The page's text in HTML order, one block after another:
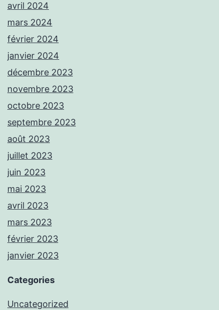
avril 2024
mars 2024
février 2024
janvier 2024
décembre 2023
novembre 2023
octobre 2023
septembre 2023
août 2023
juillet 2023
juin 2023
mai 2023
avril 2023
mars 2023
février 2023
janvier 2023
Categories
Uncategorized